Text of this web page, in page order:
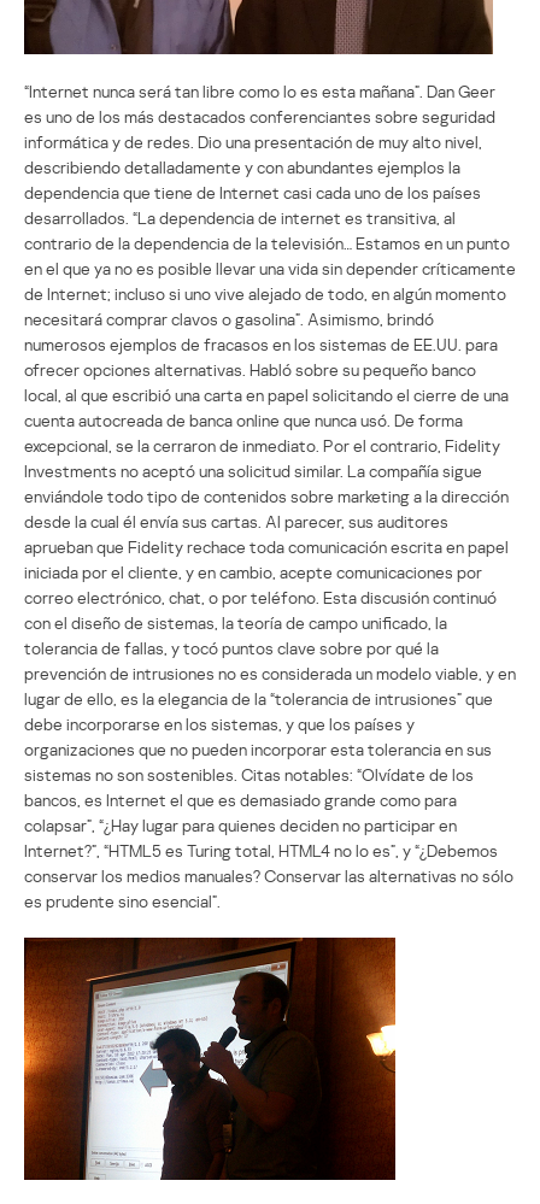
“Internet nunca será tan libre como lo es esta mañana”. Dan Geer
es uno de los más destacados conferenciantes sobre seguridad
informática y de redes. Dio una presentación de muy alto nivel,
describiendo detalladamente y con abundantes ejemplos la
dependencia que tiene de Internet casi cada uno de los países
desarrollados. “La dependencia de internet es transitiva, al
contrario de la dependencia de la televisión… Estamos en un punto
en el que ya no es posible llevar una vida sin depender críticamente
de Internet; incluso si uno vive alejado de todo, en algún momento
necesitará comprar clavos o gasolina”. Asimismo, brindó
numerosos ejemplos de fracasos en los sistemas de EE.UU. para
ofrecer opciones alternativas. Habló sobre su pequeño banco
local, al que escribió una carta en papel solicitando el cierre de una
cuenta autocreada de banca online que nunca usó. De forma
excepcional, se la cerraron de inmediato. Por el contrario, Fidelity
Investments no aceptó una solicitud similar. La compañía sigue
enviándole todo tipo de contenidos sobre marketing a la dirección
desde la cual él envía sus cartas. Al parecer, sus auditores
aprueban que Fidelity rechace toda comunicación escrita en papel
iniciada por el cliente, y en cambio, acepte comunicaciones por
correo electrónico, chat, o por teléfono. Esta discusión continuó
con el diseño de sistemas, la teoría de campo unificado, la
tolerancia de fallas, y tocó puntos clave sobre por qué la
prevención de intrusiones no es considerada un modelo viable, y en
lugar de ello, es la elegancia de la “tolerancia de intrusiones” que
debe incorporarse en los sistemas, y que los países y
organizaciones que no pueden incorporar esta tolerancia en sus
sistemas no son sostenibles. Citas notables: “Olvídate de los
bancos, es Internet el que es demasiado grande como para
colapsar”, “¿Hay lugar para quienes deciden no participar en
Internet?”, “HTML5 es Turing total, HTML4 no lo es”, y “¿Debemos
conservar los medios manuales? Conservar las alternativas no sólo
es prudente sino esencial”.